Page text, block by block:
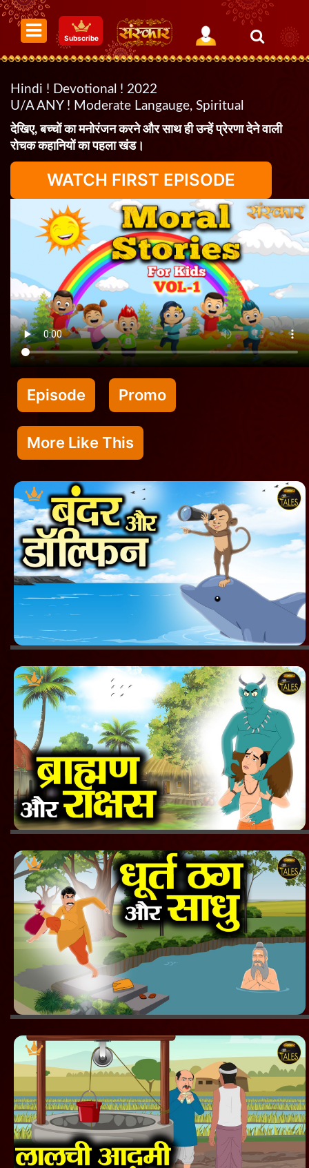
Subscribe
Hindi ! Devotional ! 2022
U/A ANY ! Moderate Langauge, Spiritual
देखिए, बच्चों का मनोरंजन करने और साथ ही उन्हें प्रेरणा देने वाली
रोचक कहानियों का पहला खंड।
WATCH FIRST EPISODE
Episode Promo
More Like This